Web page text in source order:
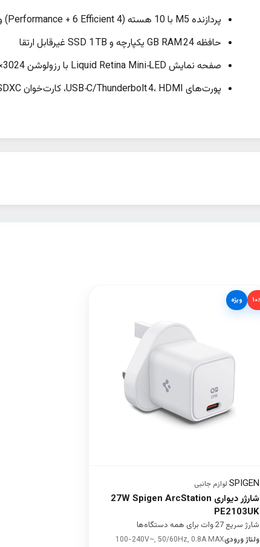
پردازنده M5 با 10 هسته (4 Performance + 6 Efficient) و 16 موتور عصبی
حافظه 24 GB RAM یکپارچه و SSD 1 TB غیرقابل ارتقا
صفحه نمایش Liquid Retina Mini‑LED با رزولوشن 3024×1964، روشنایی تا 1600 نیت و نرخ تازه‌سازی 120 Hz
پورت‌های USB‑C/Thunderbolt 4، HDMI، کارت‌خوان SDXC و شارژر 70 W همراه با کابل MagSafe‑3
ویژه
SPIGEN
·لوازم جانبی
شارژر دیواری 27W Spigen ArcStation
PE2103UK
شارژ سریع 27 وات برای همه دستگاه‌ها
ولتاژ ورودی100-240V~, 50/60Hz, 0.8A MAX